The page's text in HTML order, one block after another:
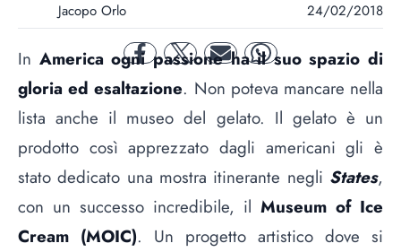
Jacopo Orlo 24/02/2018
facebooktwitter mail whatsapp
In America ogni passione ha il suo spazio di
gloria ed esaltazione. Non poteva mancare nella
lista anche il museo del gelato. Il gelato è un
prodotto così apprezzato dagli americani gli è
stato dedicato una mostra itinerante negli States,
con un successo incredibile, il Museum of Ice
Cream (MOIC). Un progetto artistico dove si